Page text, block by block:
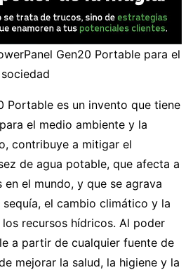
Gen20 Portable para el
Portable es un invento que tiene
el medio ambiente y la
contribuye a mitigar el
de agua potable, que afecta a
en el mundo, y que se agrava
el cambio climático y la
recursos hídricos. Al poder
a partir de cualquier fuente de
mejorar la salud, la higiene y la